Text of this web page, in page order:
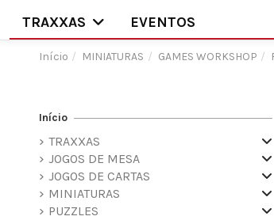
TRAXXAS
EVENTOS
Início MINIATURAS GAMES WORKSHOP
Início
TRAXXAS
JOGOS DE MESA
JOGOS DE CARTAS
MINIATURAS
PUZZLES